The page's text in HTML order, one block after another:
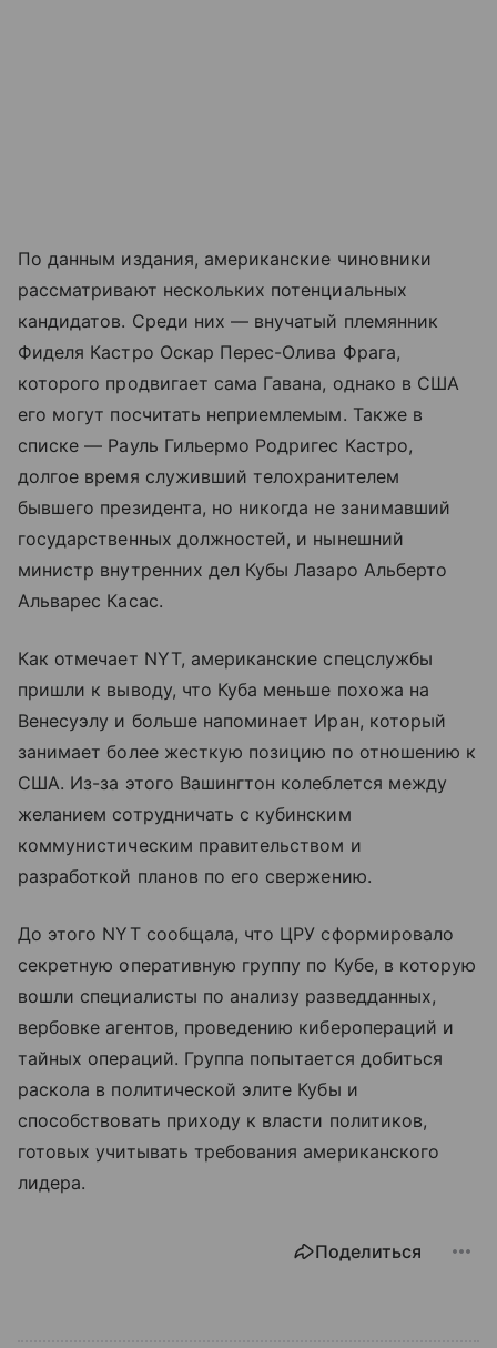
По данным издания, американские чиновники
рассматривают нескольких потенциальных
кандидатов. Среди них — внучатый племянник
Фиделя Кастро Оскар Перес-Олива Фрага,
которого продвигает сама Гавана, однако в США
его могут посчитать неприемлемым. Также в
списке — Рауль Гильермо Родригес Кастро,
долгое время служивший телохранителем
бывшего президента, но никогда не занимавший
государственных должностей, и нынешний
министр внутренних дел Кубы Лазаро Альберто
Альварес Касас.
Как отмечает NYT, американские спецслужбы
пришли к выводу, что Куба меньше похожа на
Венесуэлу и больше напоминает Иран, который
занимает более жесткую позицию по отношению к
США. Из-за этого Вашингтон колеблется между
желанием сотрудничать с кубинским
коммунистическим правительством и
разработкой планов по его свержению.
До этого NYT сообщала, что ЦРУ сформировало
секретную оперативную группу по Кубе, в которую
вошли специалисты по анализу разведданных,
вербовке агентов, проведению киберопераций и
тайных операций. Группа попытается добиться
раскола в политической элите Кубы и
способствовать приходу к власти политиков,
готовых учитывать требования американского
лидера.
Поделиться